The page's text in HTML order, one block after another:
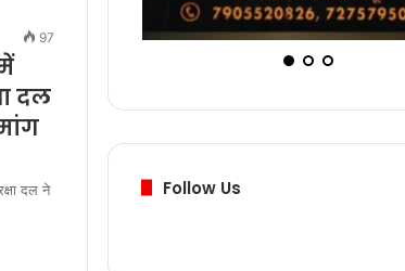
97
दल
दल ने
Follow Us